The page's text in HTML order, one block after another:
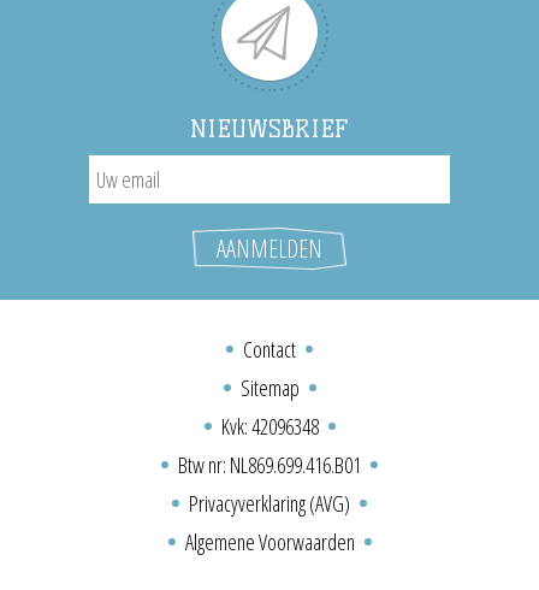
NIEUWSBRIEF
Contact
Sitemap
Kvk: 42096348
Btw nr: NL869.699.416.B01
Privacyverklaring (AVG)
Algemene Voorwaarden